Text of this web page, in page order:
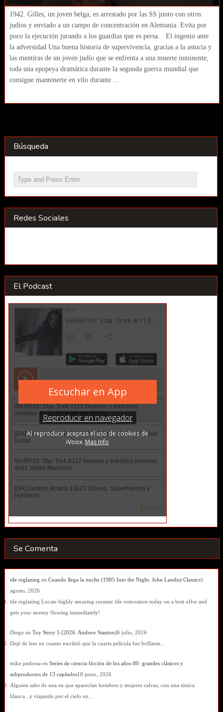
1942. Gilles, un joven belga, es arrestado por las SS junto con otros
judíos y enviado a un campo de concentración en Alemania. Evita por
poco la ejecución jurando a los guardias que es persa. El ingenio ante
la adversidad Una buena historia de supervivencia, gracias a la astucia y
las mentiras de un joven judío que se enfrenta a una muerte inminente,
toda una epopeya dramática durante la segunda guerra mundial que
consigue mantenerte en vilo durante ...
Búsqueda
Redes Sociales
El Podcast
Se Comenta
tile reglazing en Cuando llega la noche (1985 Into the Night. John Landis) Classics1
agosto, 2026
tile reglazing Locate highly amazing ceramic tile restoration today on a best offer and
gets your money flowing immediately!
Diego en Toy Story 5 (2026. Andrew Stanton)6 julio, 2026
Dejé de leer en cuanto escribió que la cuarta película fue brillante...
mike pedrosa en Series de ciencia ficción de los años 80: grandes clásicos y
subproductos de 13 capítulos18 junio, 2026
Alguien sabe de una en que aparecían hombres y mujeres calvas, con una túnica
blanca...y viajando por el cielo en…